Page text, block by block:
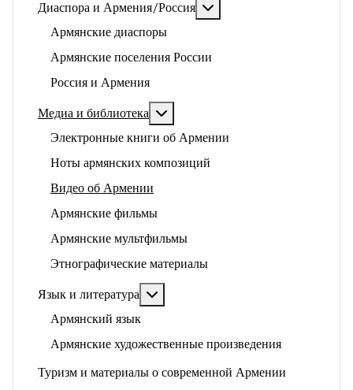
Диаспора и Армения/Россия
Армянские диаспоры
Армянские поселения России
Россия и Армения
Медиа и библиотека
Электронные книги об Армении
Ноты армянских композиций
Видео об Армении
Армянские фильмы
Армянские мультфильмы
Этнографические материалы
Язык и литература
Армянский язык
Армянские художественные произведения
Туризм и материалы о современной Армении